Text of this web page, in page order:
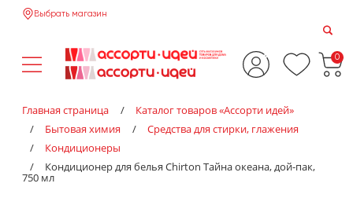
Выбрать магазин
0
Главная страница /
Каталог товаров «‎Ассорти идей»‎
/
Бытовая химия /
Средства для стирки, глажения
/
Кондиционеры
/
Кондиционер для белья Chirton Тайна океана, дой-пак,
750 мл